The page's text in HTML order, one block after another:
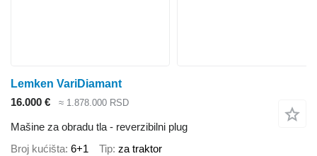
Lemken VariDiamant
16.000 €
≈ 1.878.000 RSD
Mašine za obradu tla - reverzibilni plug
Broj kućišta 6+1 Tip za traktor